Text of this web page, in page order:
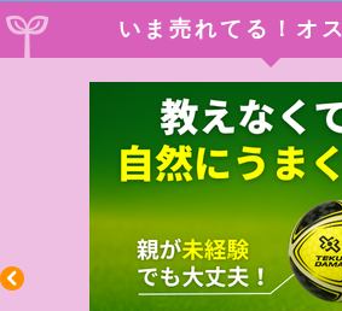
いま売れてる！オ